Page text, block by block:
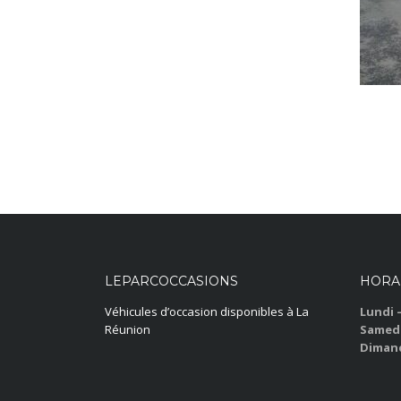
LEPARCOCCASIONS
Véhicules d’occasion disponibles à La
Réunion
Lundi